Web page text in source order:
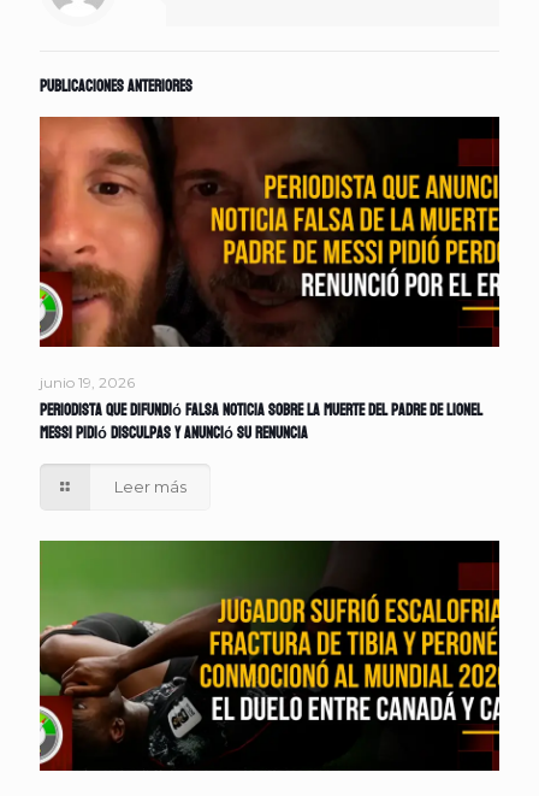
Publicaciones anteriores
junio 19, 2026
Periodista que difundió falsa noticia sobre la muerte del padre de Lionel
Messi pidió disculpas y anunció su renuncia
Leer más